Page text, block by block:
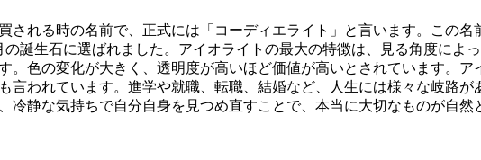
される時の名前で、正式には「コーディエライト」と言います。この
誕生石に選ばれました。アイオライトの最大の特徴は、見る角度によ
。色の変化が大きく、透明度が高いほど価値が高いとされています。
言われています。進学や就職、転職、結婚など、人生には様々な岐路
静な気持ちで自分自身を見つめ直すことで、本当に大切なものが自然